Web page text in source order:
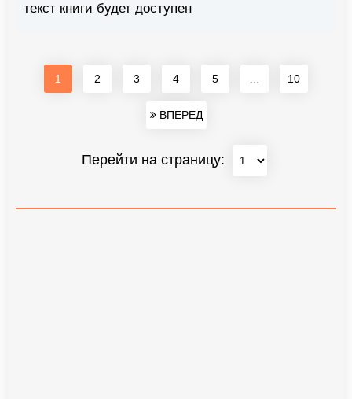
текст книги будет доступен
1 2 3 4 5 10
ВПЕРЕД
Перейти на страницу: